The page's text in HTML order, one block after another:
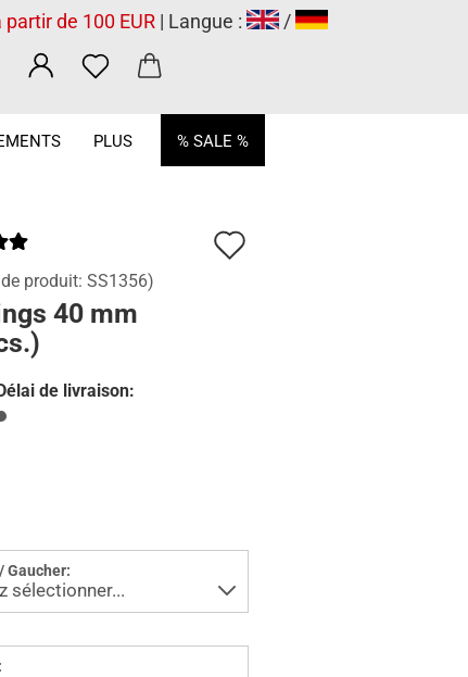
de 100 EUR | Langue : /
% SALE %
PLUS
produit: SS1356)
40 mm
de livraison:
Gaucher: